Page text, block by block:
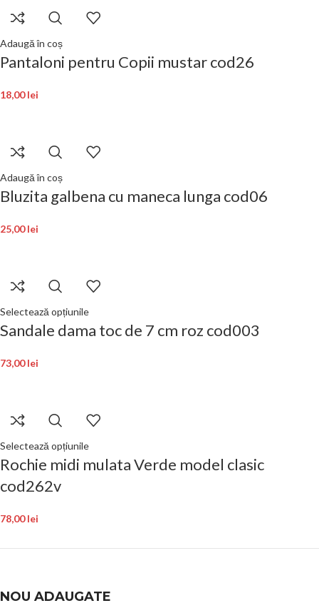
Adaugă în coș
Pantaloni pentru Copii mustar cod26
18,00lei
Adaugă în coș
Bluzita galbena cu maneca lunga cod06
25,00lei
Selectează opțiunile
Sandale dama toc de 7 cm roz cod003
73,00lei
Selectează opțiunile
Rochie midi mulata Verde model clasic
cod262v
78,00lei
NOU ADAUGATE